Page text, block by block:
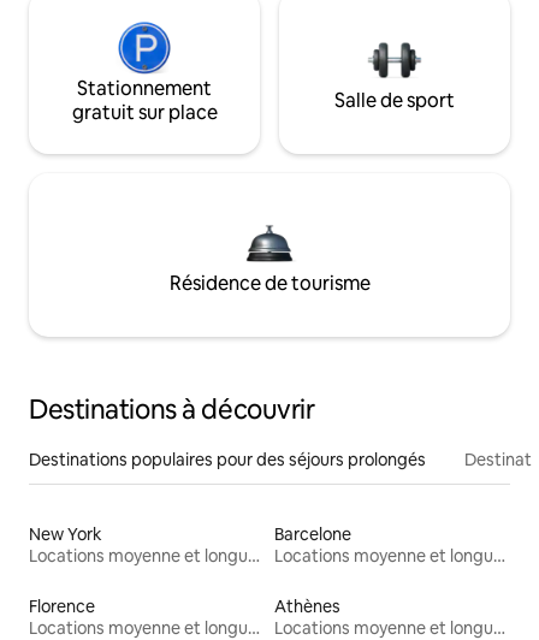
Stationnement
gratuit sur place
Salle de sport
Résidence de tourisme
Destinations à découvrir
Destinations populaires pour des séjours prolongés
New York
Locations moyenne et longue durée
Barcelone
Locations moyenne et longue durée
Florence
Locations moyenne et longue durée
Athènes
Locations moyenne et longue durée